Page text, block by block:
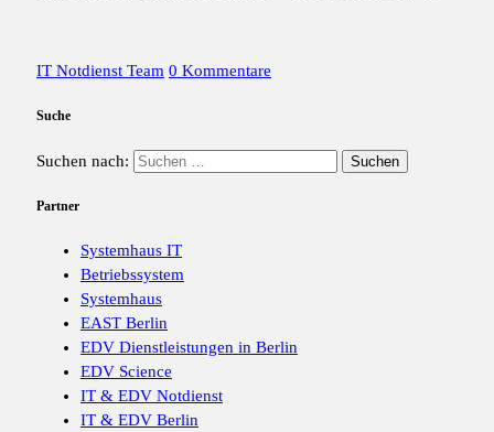
IT Notdienst Team 0 Kommentare
Suche
Suchen nach:
Partner
Systemhaus IT
Betriebssystem
Systemhaus
EAST Berlin
EDV Dienstleistungen in Berlin
EDV Science
IT & EDV Notdienst
IT & EDV Berlin